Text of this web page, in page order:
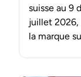
suisse au 9
juillet
la marque